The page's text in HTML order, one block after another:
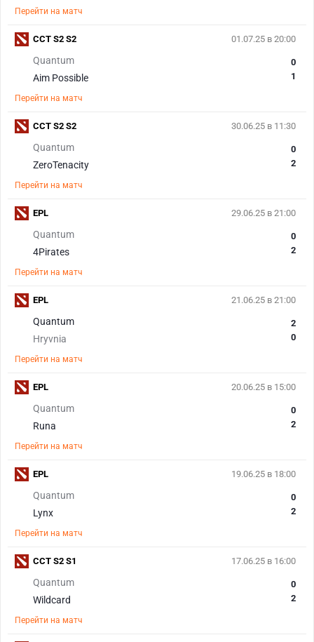
Перейти на матч
01.07.25 в 20:00
Quantum
Aim Possible
0
1
Перейти на матч
CCT S2 S2
30.06.25 в 11:30
Quantum
ZeroTenacity
0
2
Перейти на матч
CCT S2 S2
29.06.25 в 21:00
Quantum
4Pirates
0
2
Перейти на матч
EPL
21.06.25 в 21:00
Quantum
Hryvnia
2
0
Перейти на матч
EPL
20.06.25 в 15:00
Quantum
Runa
0
2
Перейти на матч
EPL
19.06.25 в 18:00
Quantum
Lynx
0
2
Перейти на матч
EPL
17.06.25 в 16:00
Quantum
Wildcard
0
2
Перейти на матч
CCT S2 S1